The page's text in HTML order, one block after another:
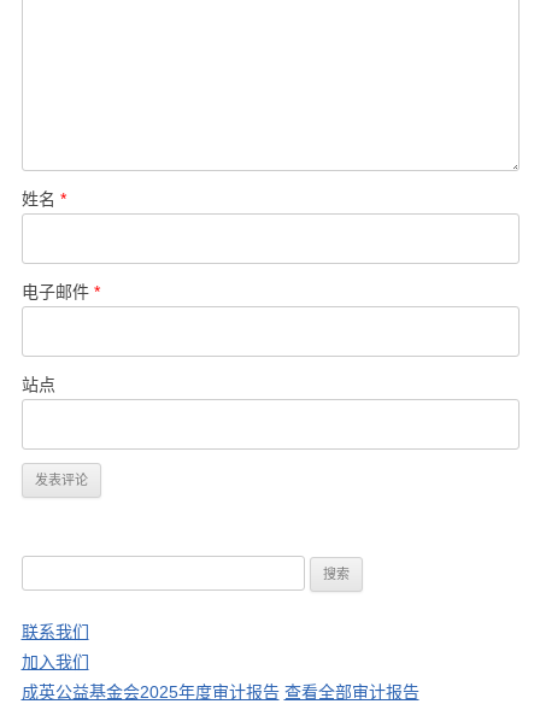
姓名 *
电子邮件 *
站点
：
联系我们
加入我们
成英公益基金会2025年度审计报告 查看全部审计报告